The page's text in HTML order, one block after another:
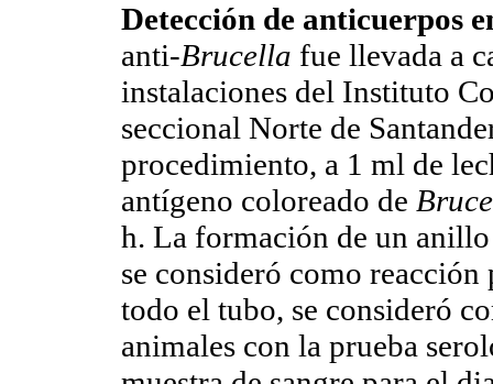
Detección de anticuerpos
anti-Brucella fue llevada a
instalaciones del Instituto
seccional Norte de
procedimiento, a 1 ml de
antígeno coloreado de
h. La formación de un
se consideró como
todo el tubo, se consideró
animales con la prueba